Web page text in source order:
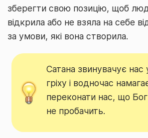
зберегти свою позицію, щоб
відкрила або не взяла на себе
за умови, які вона створила.
Сатана звинувачує
гріху і водночас
переконати нас, що Бог
не пробачить.